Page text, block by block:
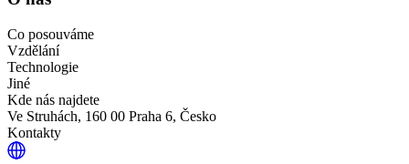
Co posouváme
Vzdělání
Technologie
Jiné
Kde nás najdete
Ve Struhách, 160 00 Praha 6, Česko
Kontakty